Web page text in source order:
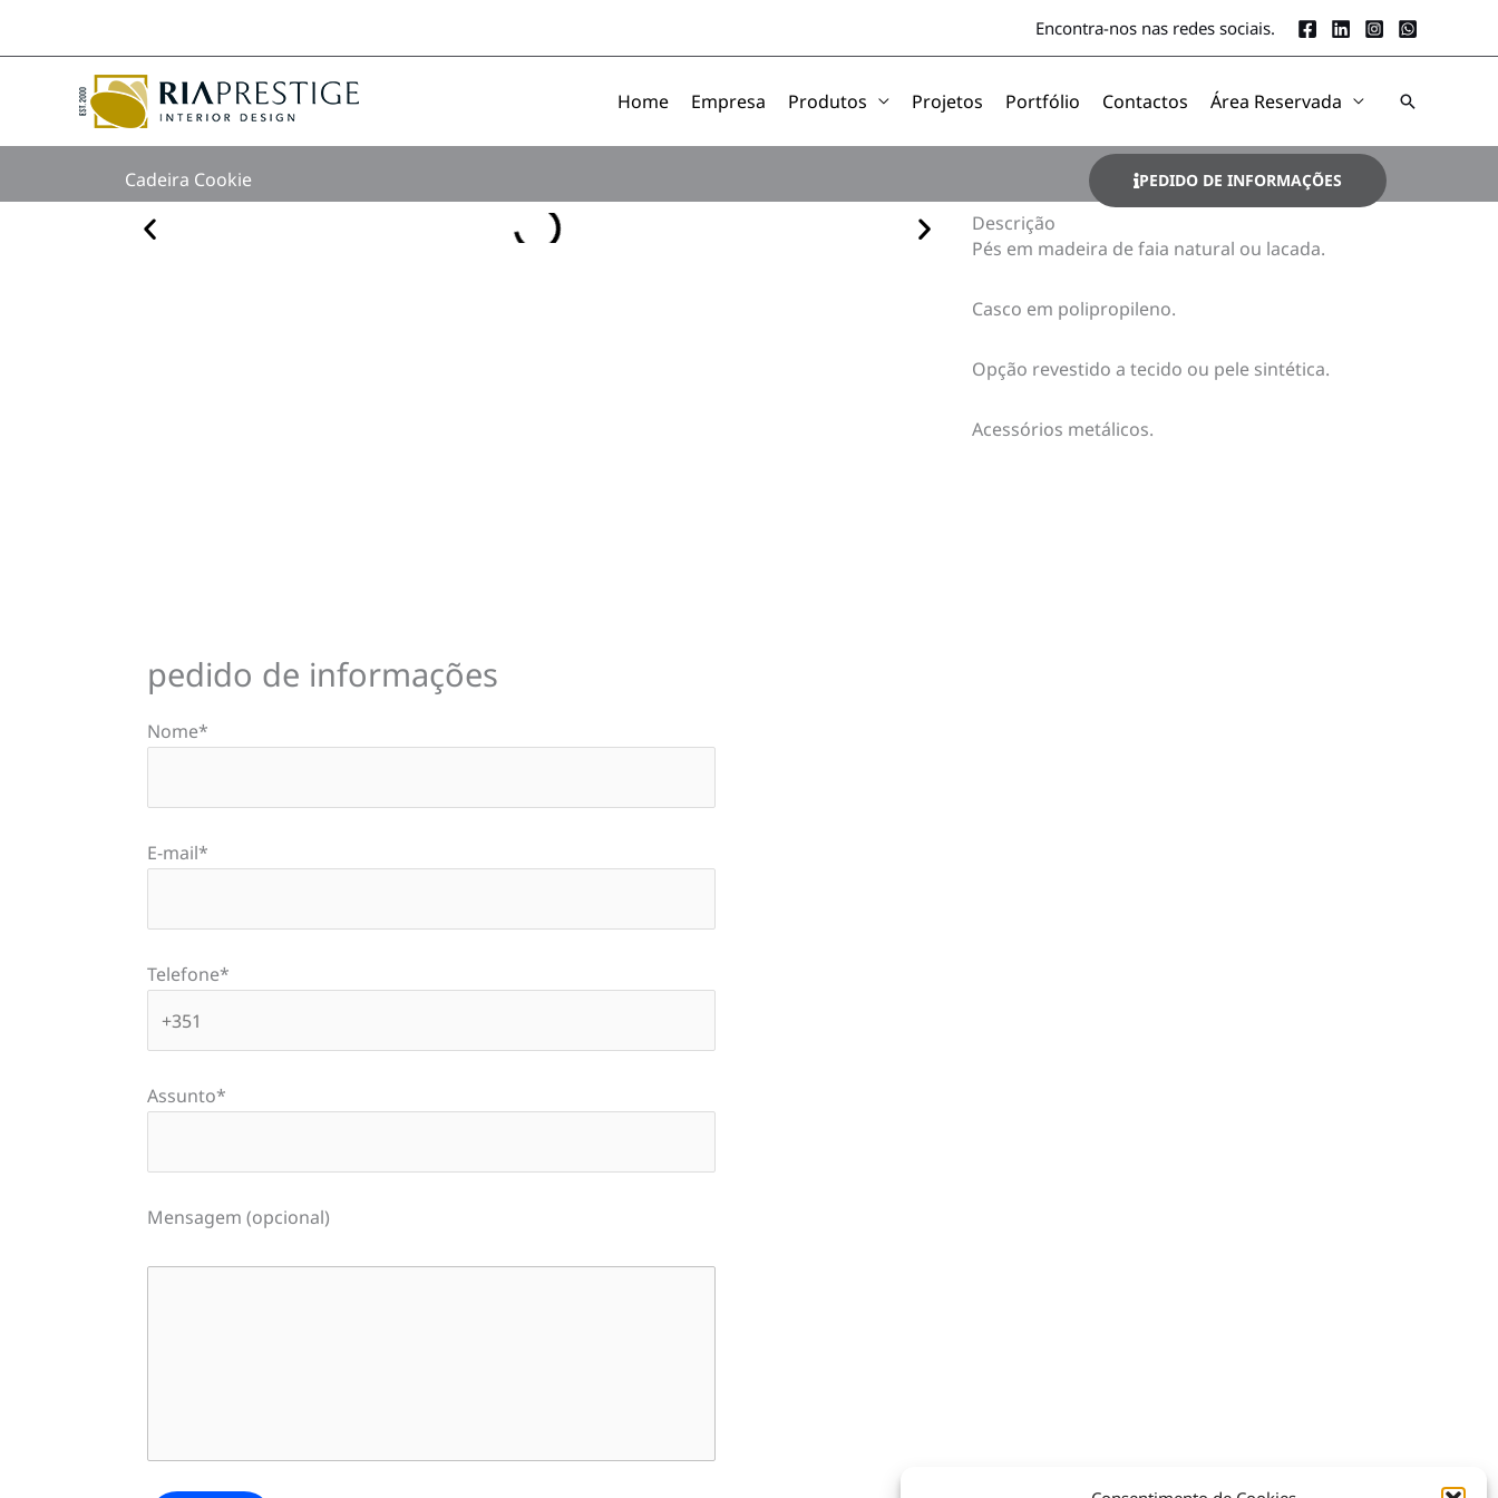
Encontra-nos nas redes sociais.
Home Empresa Produtos Projetos Portfólio Contactos Área Reservada Search
Cadeira Cookie PEDIDO DE INFORMAÇÕES
Descrição
Pés em madeira de faia natural ou lacada.
Casco em polipropileno.
Opção revestido a tecido ou pele sintética.
Acessórios metálicos.
pedido de informações
Nome*
E-mail*
Telefone*
Assunto*
Mensagem (opcional)